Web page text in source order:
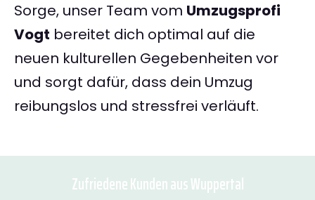
Sorge, unser Team vom Umzugsprofi
Vogt bereitet dich optimal auf die
neuen kulturellen Gegebenheiten vor
und sorgt dafür, dass dein Umzug
reibungslos und stressfrei verläuft.
Zufriedene Kunden aus Wuppertal